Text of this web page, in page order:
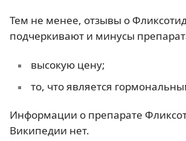
Тем не менее, отзывы о
подчеркивают и минусы
высокую цену;
то, что является
Информации о препарате
Википедии нет.